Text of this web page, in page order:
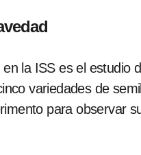
la ISS es el estudio
variedades de
para observar